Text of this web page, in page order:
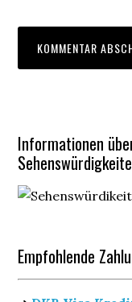
Informationen
Empfohlende